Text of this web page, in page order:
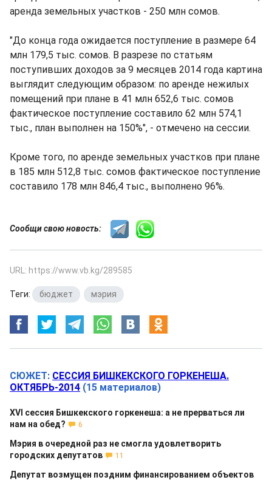
аренда земельных участков - 250 млн сомов.
"До конца года ожидается поступление в размере 64
млн 179,5 тыс. сомов. В разрезе по статьям
поступивших доходов за 9 месяцев 2014 года картина
выглядит следующим образом: по аренде нежилых
помещений при плане в 41 млн 652,6 тыс. сомов
фактическое поступление составило 62 млн 574,1
тыс., план выполнен на 150%", - отмечено на сессии.
Кроме того, по аренде земельных участков при плане
в 185 млн 512,8 тыс. сомов фактическое поступление
составило 178 млн 846,4 тыс., выполнено 96%.
Сообщи свою новость:
URL: https://www.vb.kg/289585
Теги: бюджет мэрия
СЮЖЕТ: СЕССИЯ БИШКЕКСКОГО ГОРКЕНЕША.
ОКТЯБРЬ-2014 (15 материалов)
XVI сессия Бишкекского горкенеша: а не прерваться ли
нам на обед?
6
Мэрия в очередной раз не смогла удовлетворить
городских депутатов
11
Депутат возмущен поздним финансированием объектов